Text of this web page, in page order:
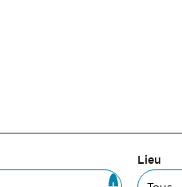
Lieu